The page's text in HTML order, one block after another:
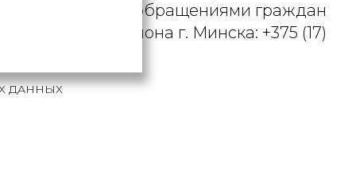
по работе с обращениями граждан
района г. Минска: +375 (17)
ДАННЫХ